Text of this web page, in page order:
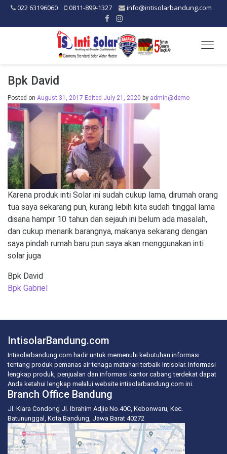
022 63196060 0811-899-1327 info@intisolarbandung.com
Bpk David
Posted on August 31, 2017 Edited July 21, 2020 by admin@demo
Karena produk inti Solar ini sudah cukup lama, dirumah orang
tua saya sekarang pun, kurang lebih kita sudah tinggal lama
disana hampir 10 tahun dan sejauh ini belum ada masalah,
dan cukup menarik barangnya, makanya sekarang dengan
saya pindah rumah baru pun saya akan menggunakan inti
solar juga
Bpk David
Post
navigation
Bpk Gabriel
IntisolarBandung.com
Intisolarbandung.com hadir untuk memenuhi kebutuhan informasi
tentang produk pemanas air tenaga matahari terbaik Intisolar. Informasi
lengkap produk, penjualan dan informasi kantor cabang terdekat dapat
Anda ketahui lengkap melalui website intisolarbandung.com ini.
Branch Office Bandung
Jl. Kiara Condong Jl. Ibrahim Adjie No.40C, Kebonwaru, Kec.
Batununggal, Kota Bandung, Jawa Barat 40272